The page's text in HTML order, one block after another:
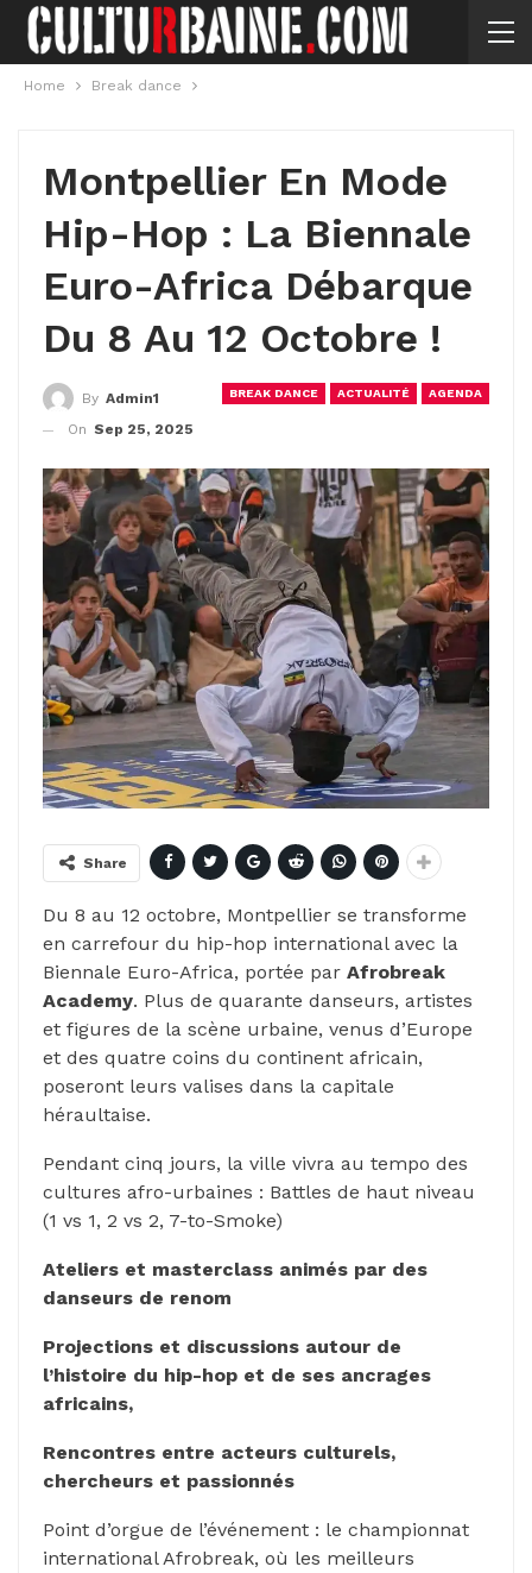
Home Break dance
Montpellier En Mode
Hip-Hop : La Biennale
Euro-Africa Débarque
Du 8 Au 12 Octobre !
BREAK DANCE ACTUALITÉ AGENDA
By Admin1
On Sep 25, 2025
Share
Du 8 au 12 octobre, Montpellier se transforme
en carrefour du hip-hop international avec la
Biennale Euro-Africa, portée par Afrobreak
Academy. Plus de quarante danseurs, artistes
et figures de la scène urbaine, venus d’Europe
et des quatre coins du continent africain,
poseront leurs valises dans la capitale
héraultaise.
Pendant cinq jours, la ville vivra au tempo des
cultures afro-urbaines : Battles de haut niveau
(1 vs 1, 2 vs 2, 7-to-Smoke)
Ateliers et masterclass animés par des
danseurs de renom
Projections et discussions autour de
l’histoire du hip-hop et de ses ancrages
africains,
Rencontres entre acteurs culturels,
chercheurs et passionnés
Point d’orgue de l’événement : le championnat
international Afrobreak, où les meilleurs